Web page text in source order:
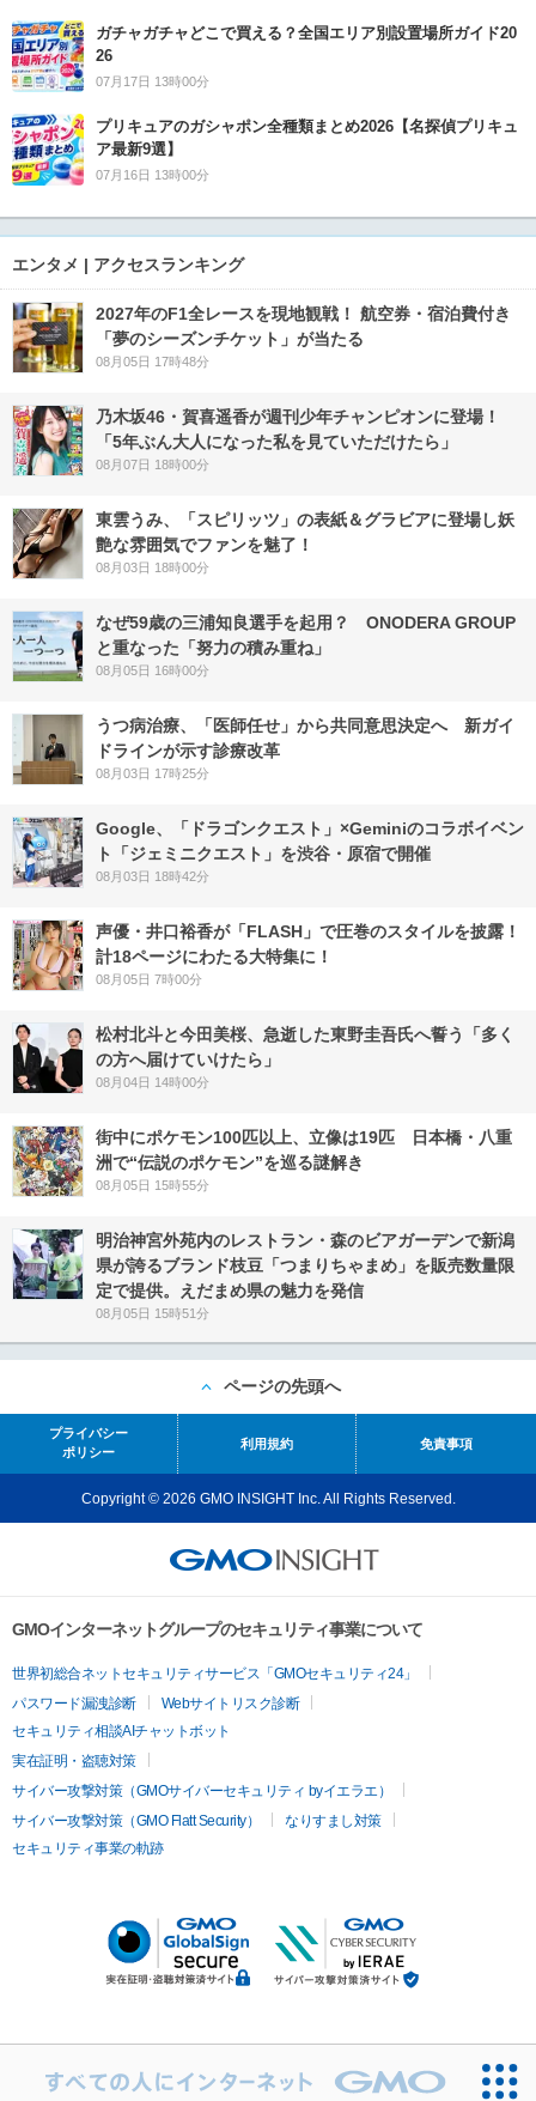
ガチャガチャどこで買える？全国エリア別設置場所ガイド20
26
07月17日 13時00分
プリキュアのガシャポン全種類まとめ2026【名探偵プリキュ
ア最新9選】
07月16日 13時00分
エンタメ | アクセスランキング
2027年のF1全レースを現地観戦！ 航空券・宿泊費付き
「夢のシーズンチケット」が当たる
08月05日 17時48分
乃木坂46・賀喜遥香が週刊少年チャンピオンに登場！
「5年ぶん大人になった私を見ていただけたら」
08月07日 18時00分
東雲うみ、「スピリッツ」の表紙＆グラビアに登場し妖
艶な雰囲気でファンを魅了！
08月03日 18時00分
なぜ59歳の三浦知良選手を起用？ ONODERA GROUP
と重なった「努力の積み重ね」
08月05日 16時00分
うつ病治療、「医師任せ」から共同意思決定へ 新ガイ
ドラインが示す診療改革
08月03日 17時25分
Google、「ドラゴンクエスト」×Geminiのコラボイベン
ト「ジェミニクエスト」を渋谷・原宿で開催
08月03日 18時42分
声優・井口裕香が「FLASH」で圧巻のスタイルを披露！
計18ページにわたる大特集に！
08月05日 7時00分
松村北斗と今田美桜、急逝した東野圭吾氏へ誓う「多く
の方へ届けていけたら」
08月04日 14時00分
街中にポケモン100匹以上、立像は19匹 日本橋・八重
洲で“伝説のポケモン”を巡る謎解き
08月05日 15時55分
明治神宮外苑内のレストラン・森のビアガーデンで新潟
県が誇るブランド枝豆「つまりちゃまめ」を販売数量限
定で提供。えだまめ県の魅力を発信
08月05日 15時51分
ページの先頭へ
プライバシー
ポリシー
利用規約 免責事項
Copyright © 2026 GMO INSIGHT Inc. All Rights Reserved.
GMOインターネットグループのセキュリティ事業について
世界初総合ネットセキュリティサービス「GMOセキュリティ24」
パスワード漏洩診断
Webサイトリスク診断
セキュリティ相談AIチャットボット
実在証明・盗聴対策
サイバー攻撃対策（GMOサイバーセキュリティ byイエラエ）
サイバー攻撃対策（GMO Flatt Security）
なりすまし対策
セキュリティ事業の軌跡